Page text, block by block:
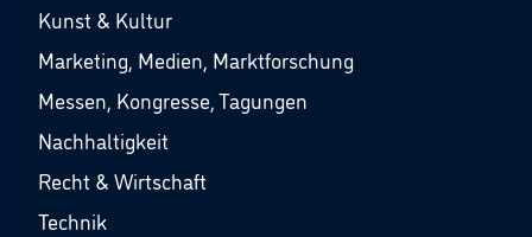
Kunst & Kultur
Marketing, Medien, Marktforschung
Messen, Kongresse, Tagungen
Nachhaltigkeit
Recht & Wirtschaft
Technik